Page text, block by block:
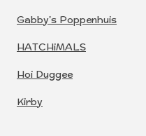
Gabby's Poppenhuis
HATCHiMALS
Hoi Duggee
Kirby